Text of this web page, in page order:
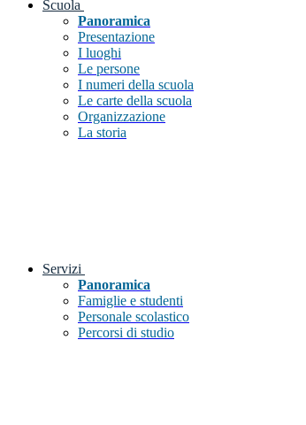
Scuola
Panoramica
Presentazione
I luoghi
Le persone
I numeri della scuola
Le carte della scuola
Organizzazione
La storia
Servizi
Panoramica
Famiglie e studenti
Personale scolastico
Percorsi di studio